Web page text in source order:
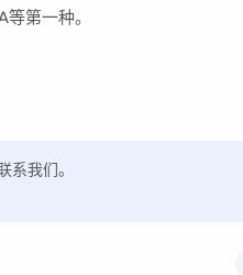
第一种。
我们。